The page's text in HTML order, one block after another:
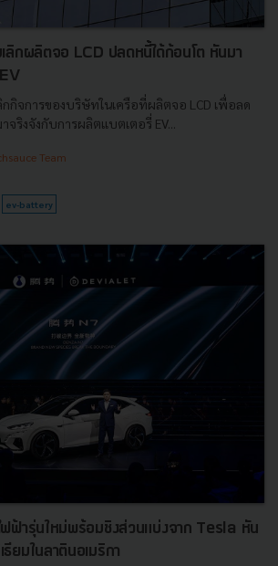
ลิกผลิตจอ LCD ปลดหนี้ได้ก้อนโต หันมา
กกิจการของบริษัทในเครือที่ผลิตจอ LCD เพื่อลด
ริงจังกับการผลิตแบตเตอรี่ EV...
Team
ev-battery
ฟฟ้ารุ่นใหม่พร้อมชิงส่วนแบ่งจาก Tesla หัน
ยมในลาตินอเมริกา